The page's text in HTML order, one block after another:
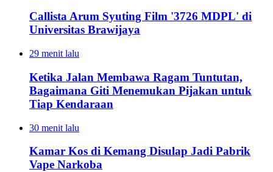
Callista Arum Syuting Film '3726 MDPL' di
Universitas Brawijaya
29 menit lalu
Ketika Jalan Membawa Ragam Tuntutan,
Bagaimana Giti Menemukan Pijakan untuk
Tiap Kendaraan
30 menit lalu
Kamar Kos di Kemang Disulap Jadi Pabrik
Vape Narkoba